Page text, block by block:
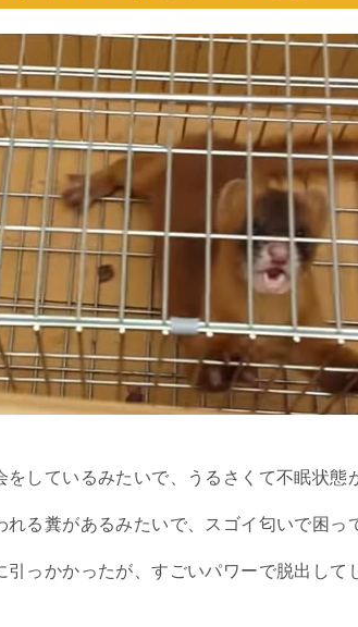
をしているみたいで、うるさくて不眠状態
れる糞があるみたいで、スゴイ匂いで困っ
引っかかったが、すごいパワーで脱出して